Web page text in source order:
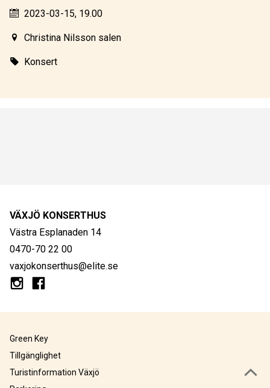
2023-03-15, 19.00
Christina Nilsson salen
Konsert
VÄXJÖ KONSERTHUS
Västra Esplanaden 14
0470-70 22 00
vaxjokonserthus@elite.se
Green Key
Tillgänglighet
Turistinformation Växjö